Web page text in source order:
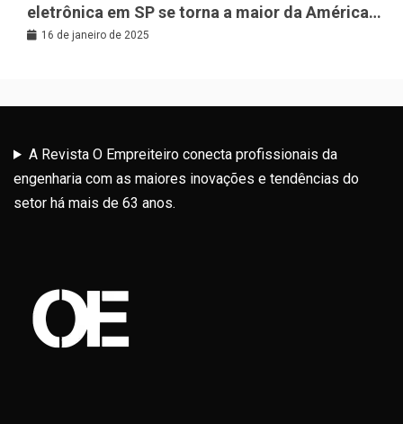
eletrônica em SP se torna a maior da América
Latina
16 de janeiro de 2025
A Revista O Empreiteiro conecta profissionais da
engenharia com as maiores inovações e tendências do
setor há mais de 63 anos.